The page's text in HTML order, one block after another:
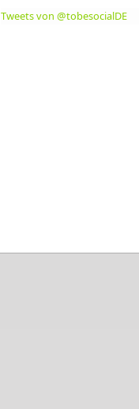
Tweets von @tobesocialDE